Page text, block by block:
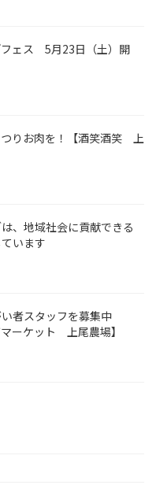
フェス 5月23日（土）開
りお肉を！【酒笑酒笑 上
、地域社会に貢献できる
います
者スタッフを募集中
マーケット 上尾農場】